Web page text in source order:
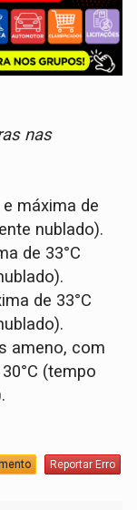
nas
máxima de
nublado).
de 33°C
de 33°C
ameno, com
(tempo
Reportar Erro